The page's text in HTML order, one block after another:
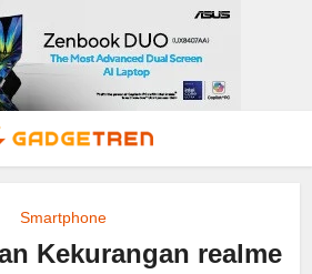
Smartphone
Kekurangan realme